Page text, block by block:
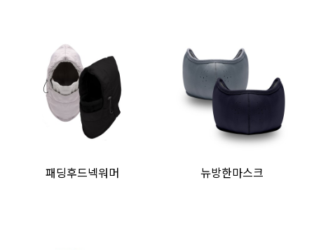
패딩후드넥워머 뉴방한마스크